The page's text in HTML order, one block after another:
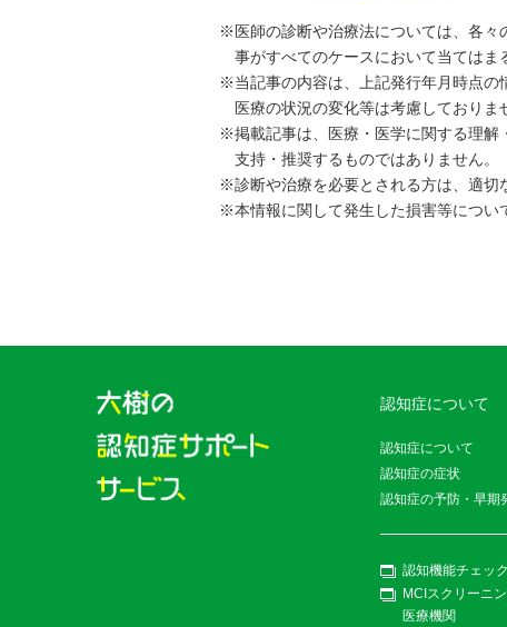
※医師の診断や治療法については、各々
事がすべてのケースにおいて当てはま
※当記事の内容は、上記発行年月時点の
医療の状況の変化等は考慮しておりま
※掲載記事は、医療・医学に関する理解
支持・推奨するものではありません。
※診断や治療を必要とされる方は、適切
※本情報に関して発生した損害等につい
認知症について
認知症について
認知症の症状
認知症の予防・早期
認知機能チェック
MCIスクリーニ
医療機関